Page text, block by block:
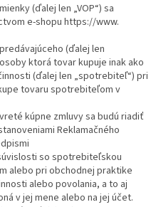
(ďalej len „VOP“) sa
e-shopu https://www.
(ďalej len
ktorá tovar kupuje inak ako
(ďalej len „spotrebiteľ“) pri
tovaru spotrebiteľom v
kúpne zmluvy sa budú riadiť
Reklamačného
so spotrebiteľskou
alebo pri obchodnej praktike
alebo povolania, a to aj
v jej mene alebo na jej účet.